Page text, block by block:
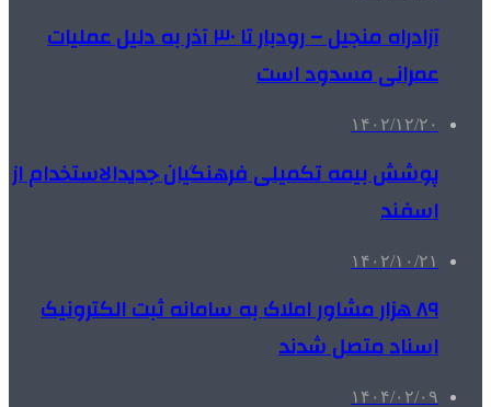
آزادراه منجیل – رودبار تا ۳۰ آذر به دلیل عملیات
عمرانی مسدود است
۱۴۰۲/۱۲/۲۰
پوشش بیمه تکمیلی فرهنگیان جدیدالاستخدام از
اسفند
۱۴۰۲/۱۰/۲۱
۸۹ هزار مشاور املاک به سامانه ثبت الکترونیک
اسناد متصل شدند
۱۴۰۴/۰۲/۰۹